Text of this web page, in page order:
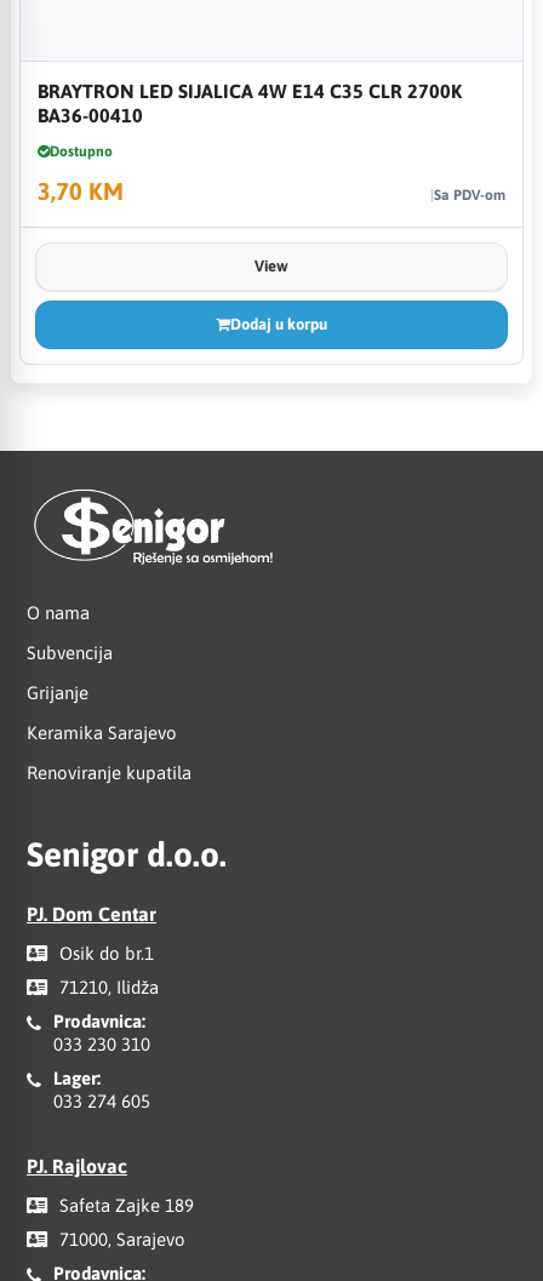
BRAYTRON LED SIJALICA 4W E14 C35 CLR 2700K
BA36-00410
Dostupno
3,70 KM Sa PDV-om
View
Dodaj u korpu
O nama
Subvencija
Grijanje
Keramika Sarajevo
Renoviranje kupatila
Senigor d.o.o.
PJ. Dom Centar
Osik do br.1
71210, Ilidža
Prodavnica:
033 230 310
Lager:
033 274 605
PJ. Rajlovac
Safeta Zajke 189
71000, Sarajevo
Prodavnica: